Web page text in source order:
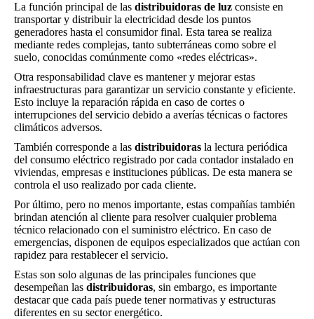
La función principal de las distribuidoras de luz consiste en
transportar y distribuir la electricidad desde los puntos
generadores hasta el consumidor final. Esta tarea se realiza
mediante redes complejas, tanto subterráneas como sobre el
suelo, conocidas comúnmente como «redes eléctricas».
Otra responsabilidad clave es mantener y mejorar estas
infraestructuras para garantizar un servicio constante y eficiente.
Esto incluye la reparación rápida en caso de cortes o
interrupciones del servicio debido a averías técnicas o factores
climáticos adversos.
También corresponde a las distribuidoras la lectura periódica
del consumo eléctrico registrado por cada contador instalado en
viviendas, empresas e instituciones públicas. De esta manera se
controla el uso realizado por cada cliente.
Por último, pero no menos importante, estas compañías también
brindan atención al cliente para resolver cualquier problema
técnico relacionado con el suministro eléctrico. En caso de
emergencias, disponen de equipos especializados que actúan con
rapidez para restablecer el servicio.
Estas son solo algunas de las principales funciones que
desempeñan las distribuidoras, sin embargo, es importante
destacar que cada país puede tener normativas y estructuras
diferentes en su sector energético.